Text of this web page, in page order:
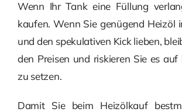
Wenn Ihr Tank eine Füllung
kaufen. Wenn Sie genügend Heizöl
und den spekulativen Kick lieben,
den Preisen und riskieren Sie es auf
zu setzen.
Damit Sie beim Heizölkauf